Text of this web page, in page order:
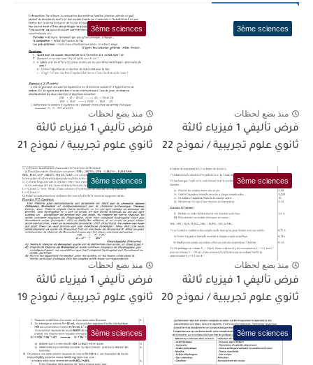
3ème sciences
منذ بضع لحظات
فرض تأليفي 1 فيزياء ثالثة
ثانوي علوم تجريبية / نموذج 22
3ème sciences
منذ بضع لحظات
فرض تأليفي 1 فيزياء ثالثة
ثانوي علوم تجريبية / نموذج 21
3ème sciences
منذ بضع لحظات
فرض تأليفي 1 فيزياء ثالثة
ثانوي علوم تجريبية / نموذج 20
3ème sciences
منذ بضع لحظات
فرض تأليفي 1 فيزياء ثالثة
ثانوي علوم تجريبية / نموذج 19
3ème sciences
3ème sciences